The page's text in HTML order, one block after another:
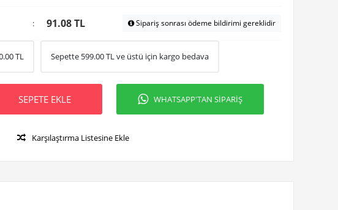
: 91.08 TL Sipariş sonrası ödeme bildirimi gereklidir
TL Sepette 599.00TL ve üstü için kargo bedava
SEPETE EKLE WHATSAPP'TAN SİPARİŞ
Karşılaştırma Listesine Ekle